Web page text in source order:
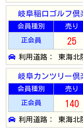
岐阜稲口ゴルフ倶
会員種別 売り
正会員 25
利用道路： 東海
岐阜カンツリー倶
会員種別 売り
正会員 140
利用道路： 東海